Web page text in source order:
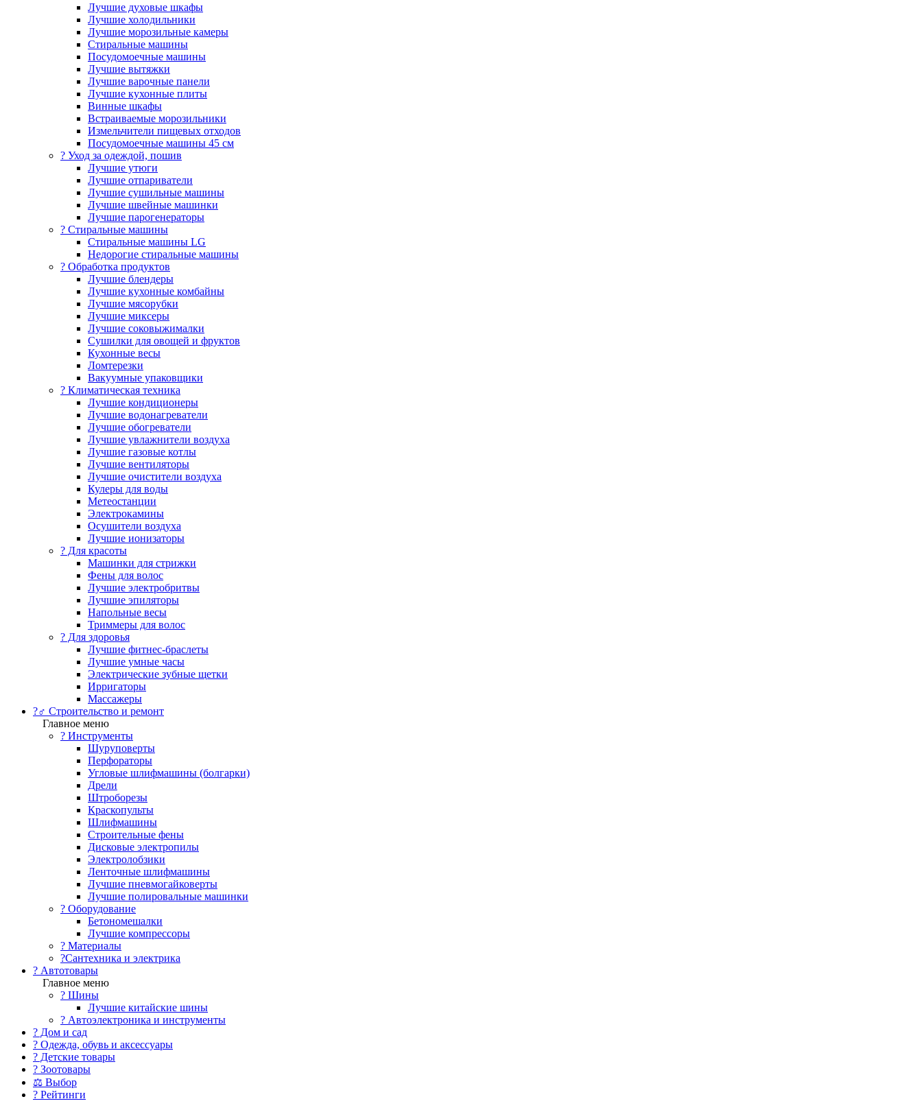
Лучшие духовые шкафы
Лучшие холодильники
Лучшие морозильные камеры
Стиральные машины
Посудомоечные машины
Лучшие вытяжки
Лучшие варочные панели
Лучшие кухонные плиты
Винные шкафы
Встраиваемые морозильники
Измельчители пищевых отходов
Посудомоечные машины 45 см
? Уход за одеждой, пошив
Лучшие утюги
Лучшие отпариватели
Лучшие сушильные машины
Лучшие швейные машинки
Лучшие парогенераторы
? Стиральные машины
Стиральные машины LG
Недорогие стиральные машины
? Обработка продуктов
Лучшие блендеры
Лучшие кухонные комбайны
Лучшие мясорубки
Лучшие миксеры
Лучшие соковыжималки
Сушилки для овощей и фруктов
Кухонные весы
Ломтерезки
Вакуумные упаковщики
?️ Климатическая техника
Лучшие кондиционеры
Лучшие водонагреватели
Лучшие обогреватели
Лучшие увлажнители воздуха
Лучшие газовые котлы
Лучшие вентиляторы
Лучшие очистители воздуха
Кулеры для воды
Метеостанции
Электрокамины
Осушители воздуха
Лучшие ионизаторы
? Для красоты
Машинки для стрижки
Фены для волос
Лучшие электробритвы
Лучшие эпиляторы
Напольные весы
Триммеры для волос
? Для здоровья
Лучшие фитнес-браслеты
Лучшие умные часы
Электрические зубные щетки
Ирригаторы
Массажеры
?‍♂️ Строительство и ремонт
Главное меню
?️ Инструменты
Шуруповерты
Перфораторы
Угловые шлифмашины (болгарки)
Дрели
Штроборезы
Краскопульты
Шлифмашины
Строительные фены
Дисковые электропилы
Электролобзики
Ленточные шлифмашины
Лучшие пневмогайковерты
Лучшие полировальные машинки
?️ Оборудование
Бетономешалки
Лучшие компрессоры
? Материалы
?Сантехника и электрика
? Автотовары
Главное меню
? Шины
Лучшие китайские шины
? Автоэлектроника и инструменты
? Дом и сад
? Одежда, обувь и аксессуары
? Детские товары
? Зоотовары
⚖ Выбор
? Рейтинги